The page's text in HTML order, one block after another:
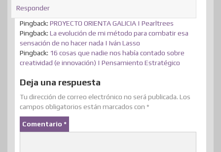
Responder
Pingback: PROYECTO ORIENTA GALICIA | Pearltrees
Pingback: La evolución de mi método para combatir esa
sensación de no hacer nada | Iván Lasso
Pingback: 16 cosas que nadie nos había contado sobre
creatividad (e innovación) | Pensamiento Estratégico
Deja una respuesta
Tu dirección de correo electrónico no será publicada. Los
campos obligatorios están marcados con *
Comentario *